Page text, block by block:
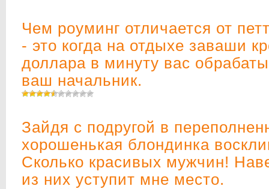
Чем роуминг отличается от
- это когда на отдыхе заваши
доллара в минуту вас
ваш начальник.
Зайдя с подругой в
хорошенькая блондинка
Сколько красивых мужчин!
из них уступит мне место.